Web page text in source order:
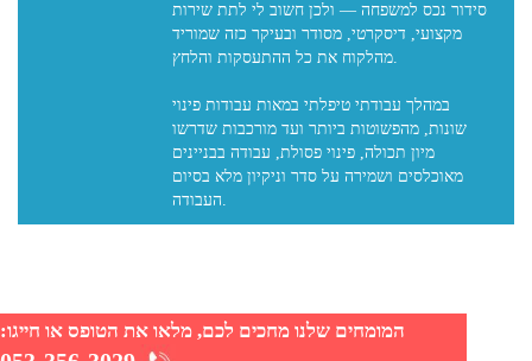
סידור נכס למשפחה — ולכן חשוב לי לתת שירות
מקצועי, דיסקרטי, מסודר ובעיקר כזה שמוריד
מהלקוח את כל ההתעסקות והלחץ.
במהלך עבודתי טיפלתי במאות עבודות פינוי
שונות, מהפשוטות ביותר ועד מורכבות שדרשו
מיון תכולה, פינוי פסולת, עבודה בבניינים
מאוכלסים ושמירה על סדר וניקיון מלא בסיום
המומחים שלנו מחכים לכם, מלאו את הטופס או חייגו: